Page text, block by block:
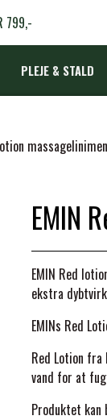
799,-
PLEJE & STALD
EMIN
EMIN Red
ekstra
EMINs Red
Red Lotion
vand for at
Produktet kan